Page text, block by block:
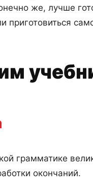
же, лучше
грамматике
окончаний.